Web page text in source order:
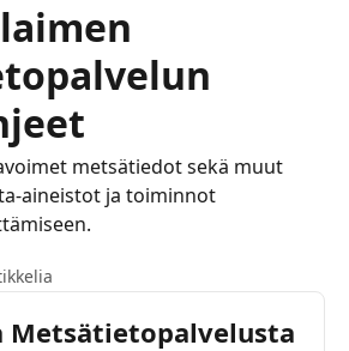
metsätiedot sekä muut
aineistot ja toiminnot
Metsätietopalvelusta